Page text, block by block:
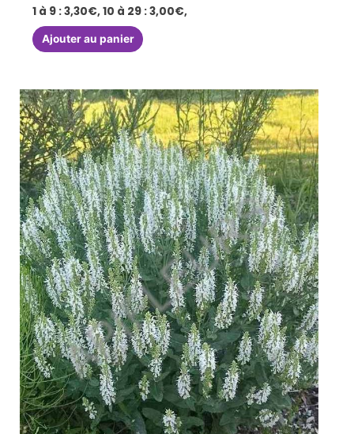
1 à 9 : 3,30€, 10 à 29 : 3,00€,
Ajouter au panier